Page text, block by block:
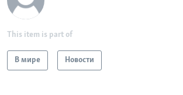
This item is part of
В мире Новости